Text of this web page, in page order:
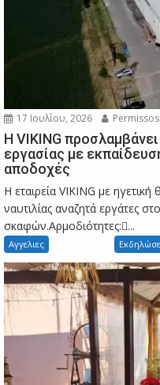
17 Ιουλίου, 2026
Η VIKING
εργασίας με
αποδοχές
Η εταιρεία VIKING με
ναυτιλίας αναζητά εργάτες
σκαφών.Αρμοδιότητες:...
Αγγελιες